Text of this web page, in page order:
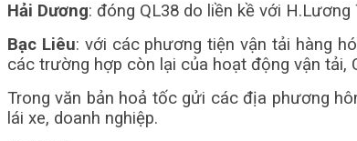
Hải Dương: đóng QL38 do liền kề với
Bạc Liêu: với các phương tiện vận tải hàng
các trường hợp còn lại của hoạt động vận tải,
Trong văn bản hoả tốc gửi các địa phương
lái xe, doanh nghiệp.